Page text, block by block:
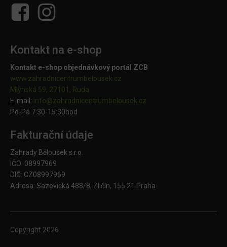
Kontakt na e-shop
Kontakt e-shop objednávkový portál ZCB
www.zahradnicentrumbelousek.cz
Mlýnská 59, 27101, Ruda
E-mail: info@zahradnicentrumbelousek.cz
Po-Pá 7:30-15:30hod
Fakturační údaje
Zahrady Běloušek s.r.o.
IČO: 08997969
DIČ: CZ08997969
Adresa: Sazovická 488/8, Zličín, 155 21 Praha
Copyright 2026